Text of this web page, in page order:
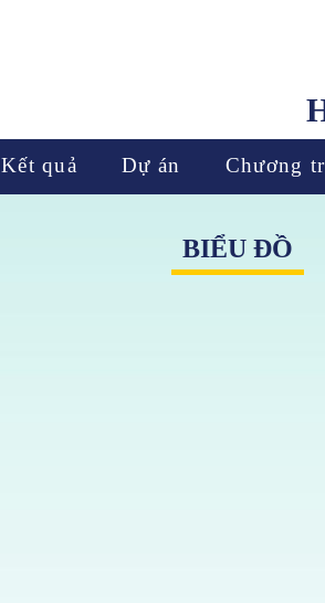
Kết quả Dự án Chương
BIỂU ĐỒ